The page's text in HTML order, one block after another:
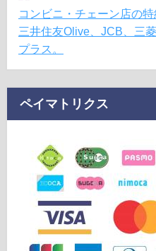
コンビニ・チェーン店の特
三井住友Olive、JCB、三
プラス。
ペイマトリクス